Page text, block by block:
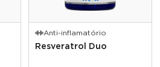
Anti-inflamatório
Resveratrol Duo